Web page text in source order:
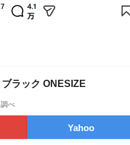
ラック ONESIZE
べ
Yahoo